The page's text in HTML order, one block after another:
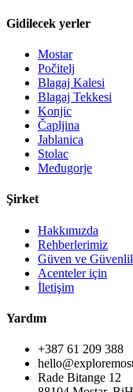
Gidilecek yerler
Mostar
Počitelj
Blagaj Kalesi
Blagaj Tekkesi
Konjic
Čapljina
Jablanica
Stolac
Međugorje
Şirket
Hakkımızda
Rehberlerimiz
Güven ve
Acenteler için
İletişim
Yardım
+387 61 209 388
Rade Bitange 12